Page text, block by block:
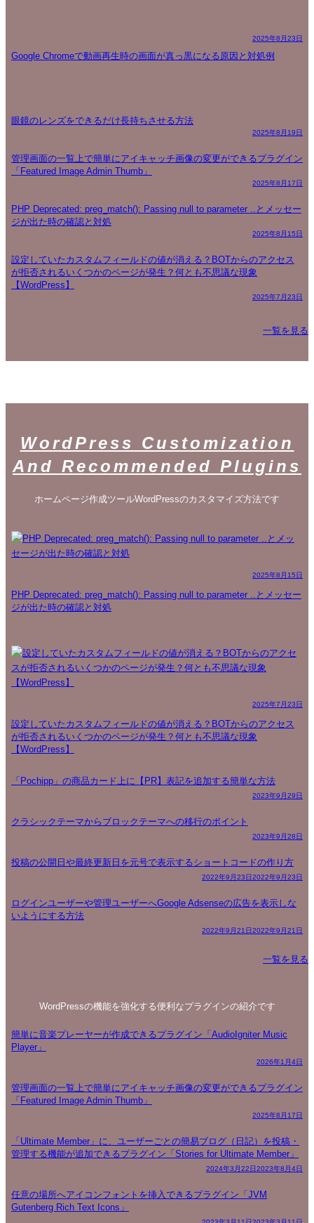
2025年8月23日
Google Chromeで動画再生時の画面が真っ黒になる原因と対処例
眼鏡のレンズをできるだけ長持ちさせる方法
2025年8月19日
管理画面の一覧上で簡単にアイキャッチ画像の変更ができるプラグイン
「Featured Image Admin Thumb」
2025年8月17日
PHP Deprecated: preg_match(): Passing null to parameter ..とメッセー
ジが出た時の確認と対処
2025年8月15日
設定していたカスタムフィールドの値が消える？BOTからのアクセス
が拒否されるいくつかのページが発生？何とも不思議な現象
【WordPress】
2025年7月23日
一覧を見る
WordPress Customization
And Recommended Plugins
ホームページ作成ツールWordPressのカスタマイズ方法です
2025年8月15日
PHP Deprecated: preg_match(): Passing null to parameter ..とメッセー
ジが出た時の確認と対処
2025年7月23日
設定していたカスタムフィールドの値が消える？BOTからのアクセス
が拒否されるいくつかのページが発生？何とも不思議な現象
【WordPress】
「Pochipp」の商品カード上に【PR】表記を追加する簡単な方法
2023年9月29日
クラシックテーマからブロックテーマへの移行のポイント
2023年9月28日
投稿の公開日や最終更新日を元号で表示するショートコードの作り方
2022年9月23日2022年9月23日
ログインユーザーや管理ユーザーへGoogle Adsenseの広告を表示しな
いようにする方法
2022年9月21日2022年9月21日
一覧を見る
WordPressの機能を強化する便利なプラグインの紹介です
簡単に音楽プレーヤーが作成できるプラグイン「AudioIgniter Music
Player」
2026年1月4日
管理画面の一覧上で簡単にアイキャッチ画像の変更ができるプラグイン
「Featured Image Admin Thumb」
2025年8月17日
「Ultimate Member」に、ユーザーごとの簡易ブログ（日記）を投稿・
管理する機能が追加できるプラグイン「Stories for Ultimate Member」
2024年3月22日2023年8月4日
任意の場所へアイコンフォントを挿入できるプラグイン「JVM
Gutenberg Rich Text Icons」